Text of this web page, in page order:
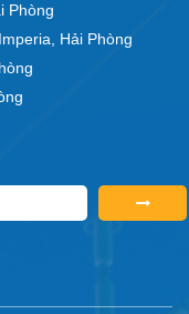
Phòng
Hải Phòng